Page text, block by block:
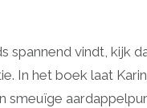
spannend vindt, kijk
In het boek laat
smeuïge